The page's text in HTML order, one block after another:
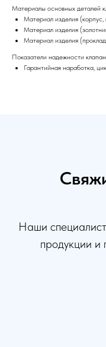
Материалы основных деталей
Материал изделия
Материал изделия
Материал изделия
Показатели надежности
Гарантийная наработка,
Наши
продукции и